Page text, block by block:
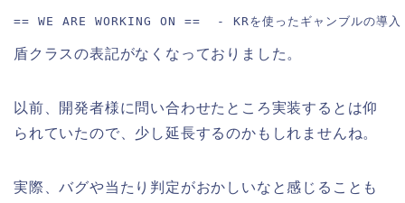
== WE ARE WORKING ON ==  - KRを使ったギャンブルの
盾クラスの表記がなくなっておりました。
以前、開発者様に問い合わせたところ実装するとは仰
られていたので、少し延長するのかもしれませんね。
実際、バグや当たり判定がおかしいなと感じることも